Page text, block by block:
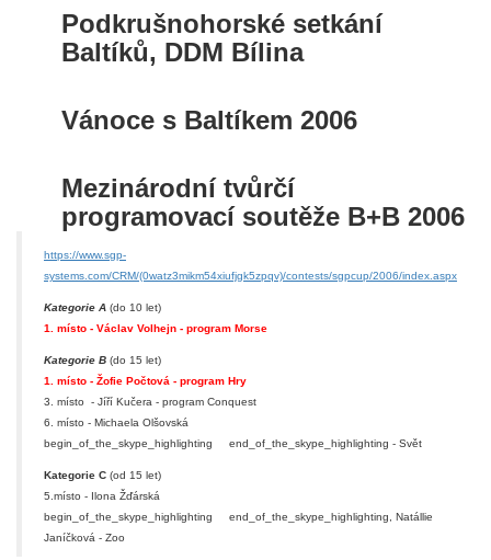
Podkrušnohorské setkání
Baltíků, DDM Bílina
Vánoce s Baltíkem 2006
Mezinárodní tvůrčí
programovací soutěže B+B 2006
https://www.sgp-
systems.com/CRM/(0watz3mikm54xiufjgk5zpqv)/contests/sgpcup/2006/index.aspx
Kategorie A (do 10 let)
1. místo - Václav Volhejn - program Morse
Kategorie B (do 15 let)
1. místo - Žofie Počtová - program Hry
3. místo - Jíří Kučera - program Conquest
6. místo - Michaela Olšovská
begin_of_the_skype_highlighting
end_of_the_skype_highlighting - Svět
Kategorie C (od 15 let)
5.místo - Ilona Žďárská
begin_of_the_skype_highlighting
end_of_the_skype_highlighting , Natállie
Janíčková - Zoo